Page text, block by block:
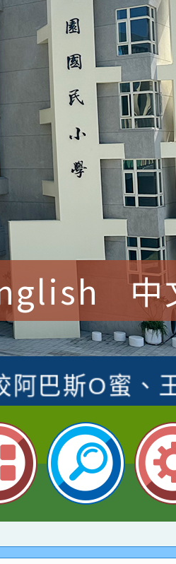
中
參加桃園市中
教師榮獲社
阿巴斯O蜜、
園市科展 國
師王老師、
四年二班張O
競賽國小朗讀
林老師
參加桃園市中
教師榮獲教
參與2026世
參加桃園市中